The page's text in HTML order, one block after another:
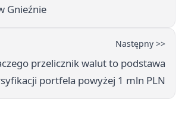
Gnieźnie
Następny >>
przelicznik walut to podstawa
portfela powyżej 1 mln PLN